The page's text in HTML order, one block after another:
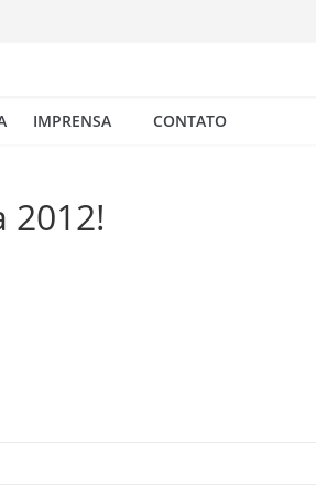
IMPRENSA CONTATO
2012!